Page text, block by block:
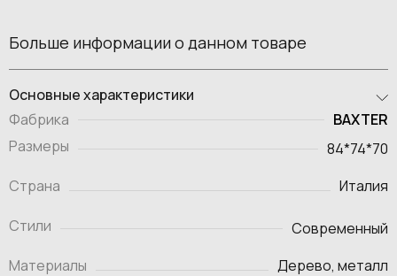
Больше информации о данном товаре
Основные характеристики
Фабрика
BAXTER
Страна Италия
Стили
Современный
Материалы
Дерево, металл
Размеры 84*74*70